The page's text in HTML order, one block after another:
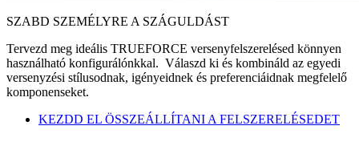
SZABD SZEMÉLYRE A SZÁGULDÁST
Tervezd meg ideális TRUEFORCE versenyfelszerelésed könnyen
használható konfigurálónkkal. Válaszd ki és kombináld az egyedi
versenyzési stílusodnak, igényeidnek és preferenciáidnak megfelelő
komponenseket.
KEZDD EL ÖSSZEÁLLÍTANI A FELSZERELÉSEDET